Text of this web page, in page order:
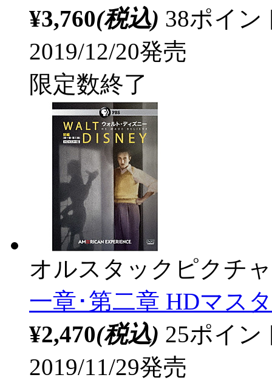
¥3,760(税込) 38ポイ
2019/12/20発売
限定数終了
オルスタックピクチ
一章･第二章 HDマス
¥2,470(税込) 25ポイ
2019/11/29発売